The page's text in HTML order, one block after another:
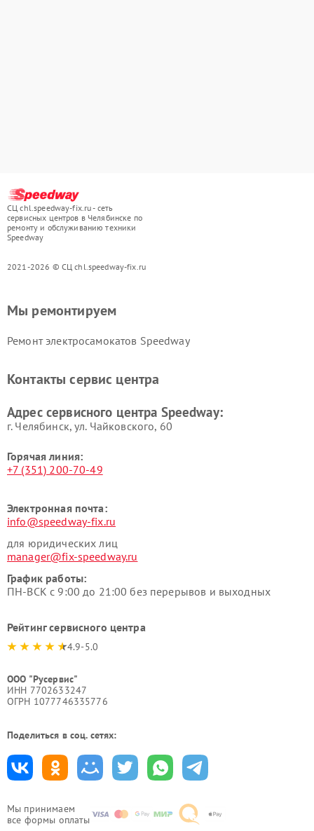
СЦ chl.speedway-fix.ru - сеть
сервисных центров в Челябинске по
ремонту и обслуживанию техники
Speedway
2021-2026 © СЦ chl.speedway-fix.ru
Мы принимаем
все формы оплаты
Мы ремонтируем
Ремонт электросамокатов Speedway
Контакты сервис центра
Адрес сервисного центра Speedway:
г. Челябинск, ул. Чайковского, 60
Горячая линия:
+7 (351) 200-70-49
Электронная почта:
info@speedway-fix.ru
для юридических лиц
manager@fix-speedway.ru
График работы:
ПН-ВСК с 9:00 до 21:00 без перерывов и выходных
Рейтинг сервисного центра
4.9-5.0
ООО "Русервис"
ИНН 7702633247
ОГРН 1077746335776
Поделиться в соц. сетях: